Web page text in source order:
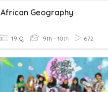
African Geography
19 Q 9th - 10th 672